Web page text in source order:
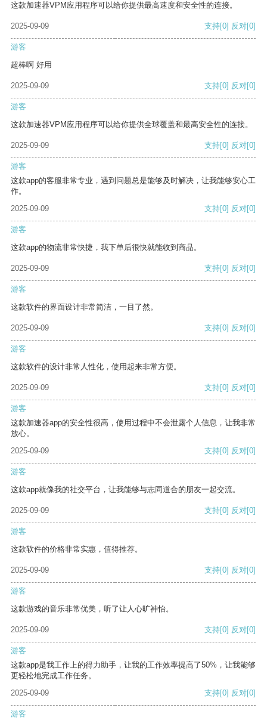
这款加速器VPM应用程序可以给你提供最高速度和安全性的连接。
2025-09-09 支持[0] 反对[0]
游客
超棒啊 好用
2025-09-09 支持[0] 反对[0]
游客
这款加速器VPM应用程序可以给你提供全球覆盖和最高安全性的连接。
2025-09-09 支持[0] 反对[0]
游客
这款app的客服非常专业，遇到问题总是能够及时解决，让我能够安心工
作。
2025-09-09
支持[0] 反对[0]
游客
这款app的物流非常快捷，我下单后很快就能收到商品。
2025-09-09 支持[0] 反对[0]
游客
这款软件的界面设计非常简洁，一目了然。
2025-09-09 支持[0] 反对[0]
游客
这款软件的设计非常人性化，使用起来非常方便。
2025-09-09 支持[0] 反对[0]
游客
这款加速器app的安全性很高，使用过程中不会泄露个人信息，让我非常
放心。
2025-09-09
支持[0] 反对[0]
游客
这款app就像我的社交平台，让我能够与志同道合的朋友一起交流。
2025-09-09 支持[0] 反对[0]
游客
这款软件的价格非常实惠，值得推荐。
2025-09-09 支持[0] 反对[0]
游客
这款游戏的音乐非常优美，听了让人心旷神怡。
2025-09-09 支持[0] 反对[0]
游客
这款app是我工作上的得力助手，让我的工作效率提高了50%，让我能够
更轻松地完成工作任务。
2025-09-09
支持[0] 反对[0]
游客